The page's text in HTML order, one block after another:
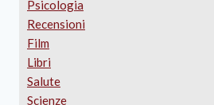
Psicologia
Recensioni
Film
Libri
Salute
Scienze